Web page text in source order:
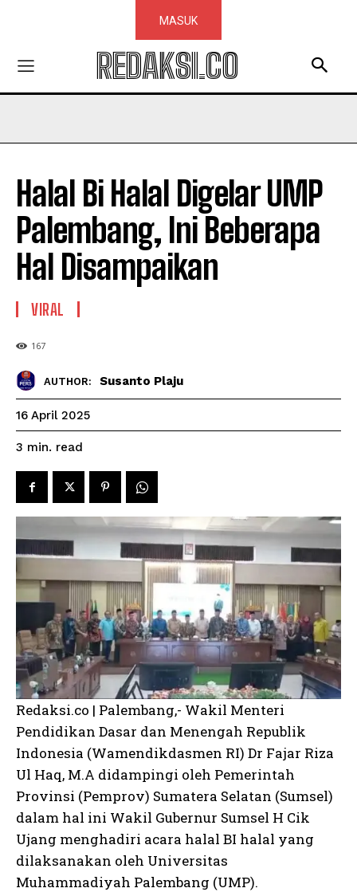
MASUK
REDAKSI.CO
Halal Bi Halal Digelar UMP
Palembang, Ini Beberapa
Hal Disampaikan
VIRAL
167
AUTHOR: Susanto Plaju
16 April 2025
3 min. read
Redaksi.co | Palembang,- Wakil Menteri
Pendidikan Dasar dan Menengah Republik
Indonesia (Wamendikdasmen RI) Dr Fajar Riza
Ul Haq, M.A didampingi oleh Pemerintah
Provinsi (Pemprov) Sumatera Selatan (Sumsel)
dalam hal ini Wakil Gubernur Sumsel H Cik
Ujang menghadiri acara halal BI halal yang
dilaksanakan oleh Universitas
Muhammadiyah Palembang (UMP).